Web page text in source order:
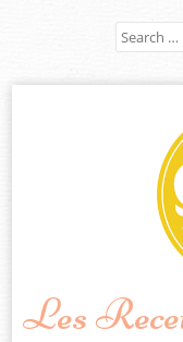
Search
for:
Les